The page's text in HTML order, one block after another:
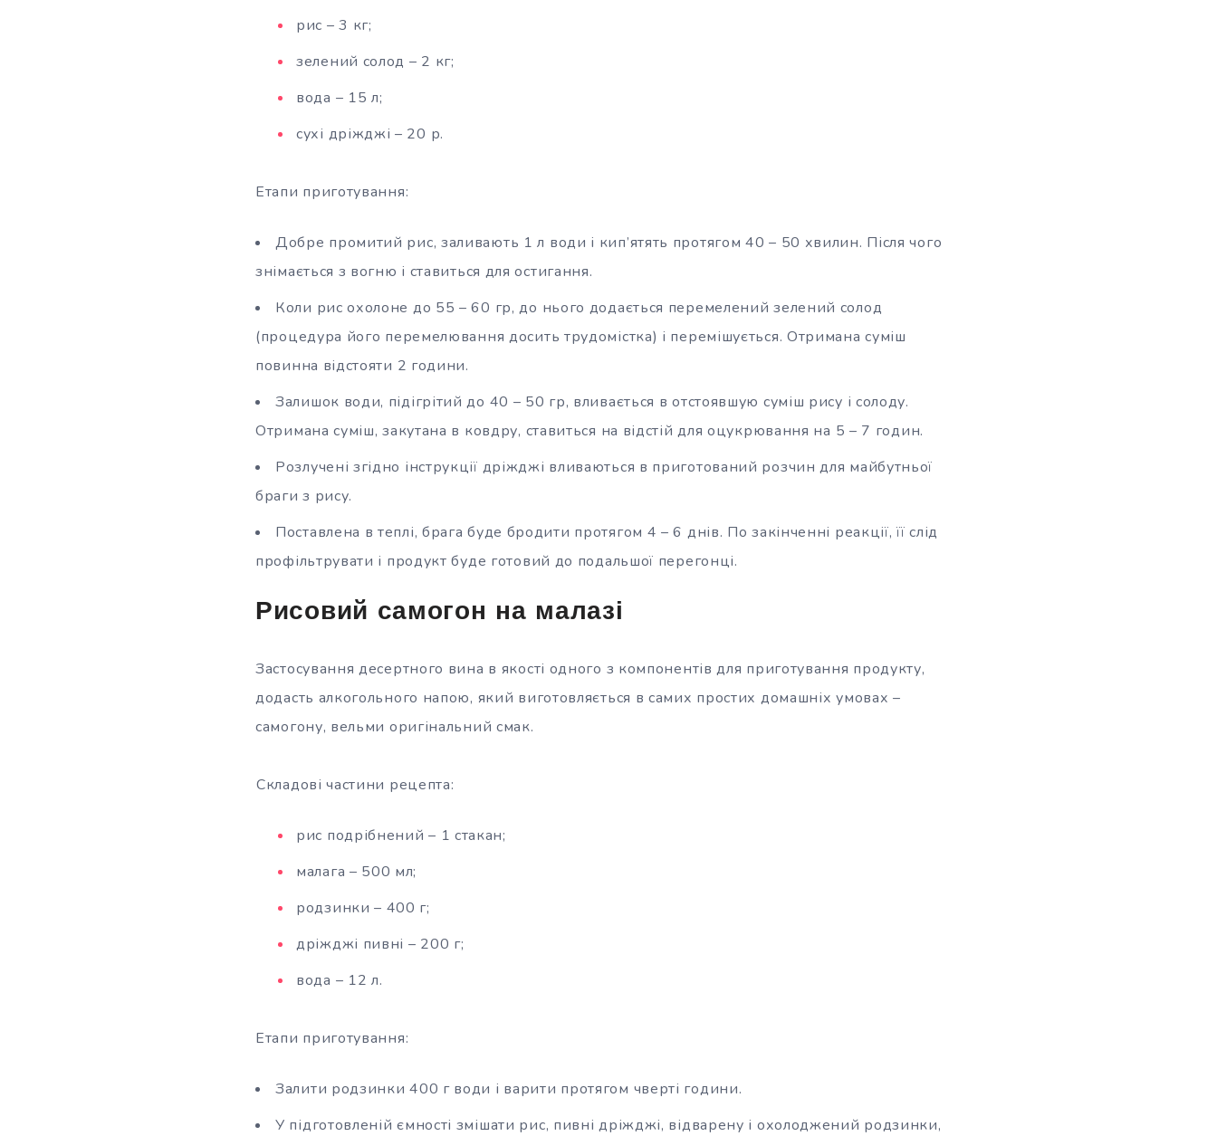
рис – 3 кг;
зелений солод – 2 кг;
вода – 15 л;
сухі дріжджі – 20 р.
Етапи приготування:
Добре промитий рис, заливають 1 л води і кип’ятять протягом 40 – 50 хвилин. Після чого
знімається з вогню і ставиться для остигання.
Коли рис охолоне до 55 – 60 гр, до нього додається перемелений зелений солод
(процедура його перемелювання досить трудомістка) і перемішується. Отримана суміш
повинна відстояти 2 години.
Залишок води, підігрітий до 40 – 50 гр, вливається в отстоявшую суміш рису і солоду.
Отримана суміш, закутана в ковдру, ставиться на відстій для оцукрювання на 5 – 7 годин.
Розлучені згідно інструкції дріжджі вливаються в приготований розчин для майбутньої
браги з рису.
Поставлена в теплі, брага буде бродити протягом 4 – 6 днів. По закінченні реакції, її слід
профільтрувати і продукт буде готовий до подальшої перегонці.
Рисовий самогон на малазі
Застосування десертного вина в якості одного з компонентів для приготування продукту,
додасть алкогольного напою, який виготовляється в самих простих домашніх умовах –
самогону, вельми оригінальний смак.
Складові частини рецепта:
рис подрібнений – 1 стакан;
малага – 500 мл;
родзинки – 400 г;
дріжджі пивні – 200 г;
вода – 12 л.
Етапи приготування:
Залити родзинки 400 г води і варити протягом чверті години.
У підготовленій ємності змішати рис, пивні дріжджі, відварену і охолоджений родзинки,